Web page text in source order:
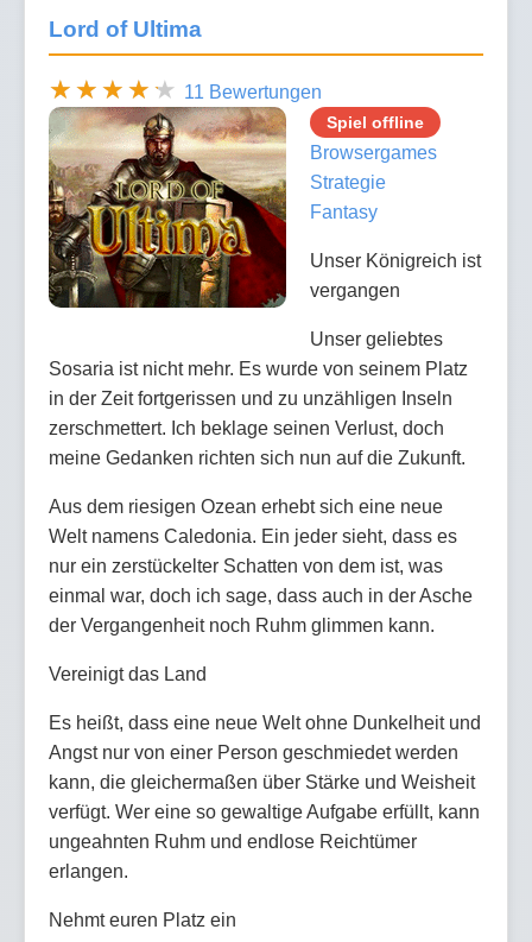
Lord of Ultima
11 Bewertungen
Spiel offline
Browsergames
Strategie
Fantasy
Unser Königreich ist
vergangen
Unser geliebtes
Sosaria ist nicht mehr. Es wurde von seinem Platz
in der Zeit fortgerissen und zu unzähligen Inseln
zerschmettert. Ich beklage seinen Verlust, doch
meine Gedanken richten sich nun auf die Zukunft.
Aus dem riesigen Ozean erhebt sich eine neue
Welt namens Caledonia. Ein jeder sieht, dass es
nur ein zerstückelter Schatten von dem ist, was
einmal war, doch ich sage, dass auch in der Asche
der Vergangenheit noch Ruhm glimmen kann.
Vereinigt das Land
Es heißt, dass eine neue Welt ohne Dunkelheit und
Angst nur von einer Person geschmiedet werden
kann, die gleichermaßen über Stärke und Weisheit
verfügt. Wer eine so gewaltige Aufgabe erfüllt, kann
ungeahnten Ruhm und endlose Reichtümer
erlangen.
Nehmt euren Platz ein